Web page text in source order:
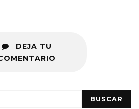
DEJA TU
BUSCAR